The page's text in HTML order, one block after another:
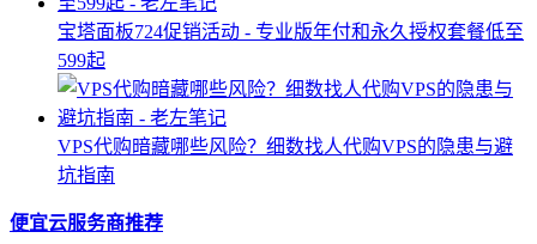
宝塔面板724促销活动 - 专业版年付和永久授权套餐低至
599起
VPS代购暗藏哪些风险？细数找人代购VPS的隐患与避
坑指南
便宜云服务商推荐